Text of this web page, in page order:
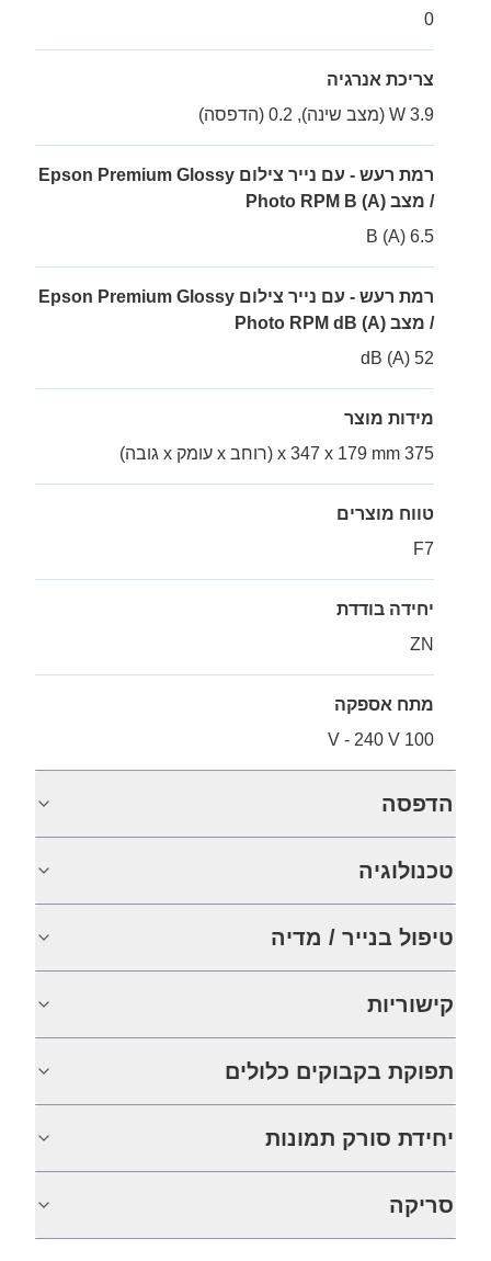
0
צריכת אנרגיה
3.9 W (מצב שינה), 0.2 (הדפסה)
רמת רעש - עם נייר צילום Epson Premium Glossy
/ מצב Photo RPM B (A)
6.5 B (A)
רמת רעש - עם נייר צילום Epson Premium Glossy
/ מצב Photo RPM dB (A)
52 dB (A)
מידות מוצר
375 x 347 x 179 mm (רוחב x עומק x גובה)
טווח מוצרים
F7
יחידה בודדת
ZN
מתח אספקה
100 V - 240 V
הדפסה
טכנולוגיה
טיפול בנייר / מדיה
קישוריות
תפוקת בקבוקים כלולים
יחידת סורק תמונות
סריקה